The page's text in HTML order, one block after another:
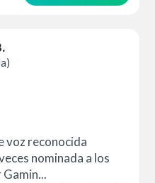
voz reconocida
nominada a los